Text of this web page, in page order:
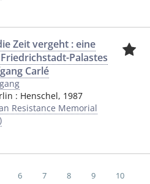
Zeit vergeht : eine
Palastes
Carlé
: Henschel, 1987
Resistance Memorial
6 7 8 9
10